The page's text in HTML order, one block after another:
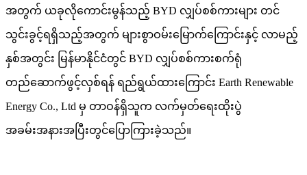
အတွက် ယခုလိုကောင်းမွန်သည့် BYD လျှပ်စစ်ကားများ တင်
သွင်းခွင့်ရရှိသည့်အတွက် များစွာဝမ်းမြောက်ကြောင်းနှင့် လာမည့်
နှစ်အတွင်း မြန်မာနိုင်ငံတွင် BYD လျှပ်စစ်ကားစက်ရုံ
တည်ဆောက်ဖွင့်လှစ်ရန် ရည်ရွယ်ထားကြောင်း Earth Renewable
Energy Co., Ltd မှ တာဝန်ရှိသူက လက်မှတ်ရေးထိုးပွဲ
အခမ်းအနားအပြီးတွင်ပြောကြားခဲ့သည်။